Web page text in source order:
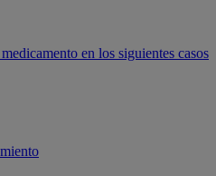
en los siguientes casos